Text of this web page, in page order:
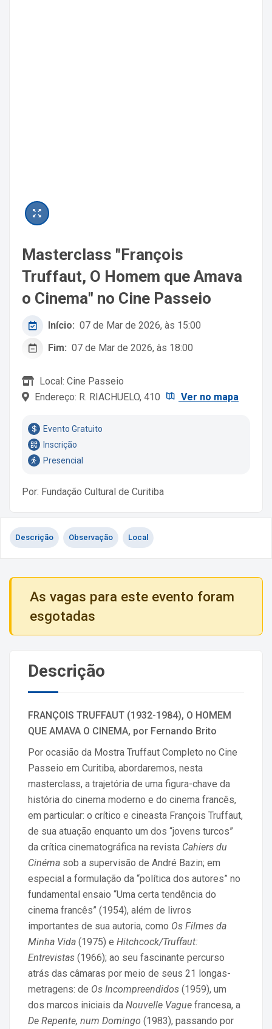
Masterclass "François
Truffaut, O Homem que Amava
o Cinema" no Cine Passeio
Início: 07 de Mar de 2026, às 15:00
Fim: 07 de Mar de 2026, às 18:00
Local: Cine Passeio
Endereço: R. RIACHUELO, 410
Ver no mapa
Evento Gratuito
Inscrição
Presencial
Por: Fundação Cultural de Curitiba
Descrição Observação Local
As vagas para este evento foram
esgotadas
Descrição
FRANÇOIS TRUFFAUT (1932-1984), O HOMEM
QUE AMAVA O CINEMA, por Fernando Brito
Por ocasião da Mostra Truffaut Completo no Cine
Passeio em Curitiba, abordaremos, nesta
masterclass, a trajetória de uma figura-chave da
história do cinema moderno e do cinema francês,
em particular: o crítico e cineasta François Truffaut,
de sua atuação enquanto um dos “jovens turcos”
da crítica cinematográfica na revista Cahiers du
Cinéma sob a supervisão de André Bazin; em
especial a formulação da “política dos autores” no
fundamental ensaio “Uma certa tendência do
cinema francês” (1954), além de livros
importantes de sua autoria, como Os Filmes da
Minha Vida (1975) e Hitchcock/Truffaut:
Entrevistas (1966); ao seu fascinante percurso
atrás das câmaras por meio de seus 21 longas-
metragens: de Os Incompreendidos (1959), um
dos marcos iniciais da Nouvelle Vague francesa, a
De Repente, num Domingo (1983), passando por